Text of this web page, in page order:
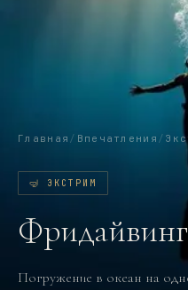
Главная / Впечатления /
🤿 ЭКСТРИМ
Фридайвинг
Погружение в океан на